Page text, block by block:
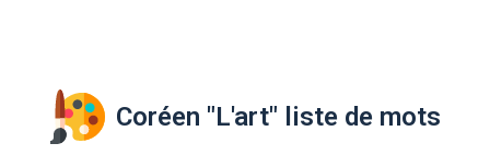
Coréen "L'art" liste de mots